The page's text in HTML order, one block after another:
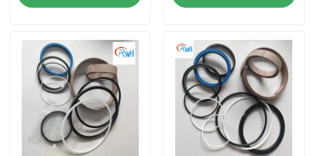
منتجات
أشرطة فيديو